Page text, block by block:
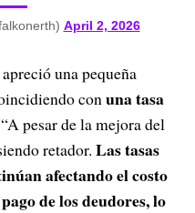
April 2, 2026
una pequeña
conuna tasa
pesar de la mejora del
retador. Las tasas
afectando el costo
de los deudores, lo